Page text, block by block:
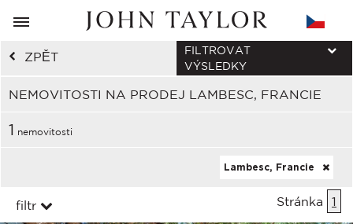
ZPĚT
NEMOVITOSTI NA PRODEJ LAMBESC, FRANCIE
FILTROVAT
VÝSLEDKY
1 nemovitosti
Lambesc, Francie
filtr Stránka 1